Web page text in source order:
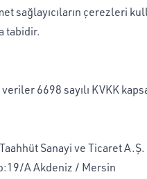
sağlayıcıların çerezleri
tabidir.
6698 sayılı KVKK
Sanayi ve Ticaret A.Ş.
A Akdeniz / Mersin